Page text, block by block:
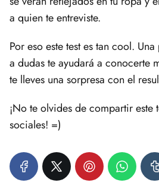
a quien te entreviste.
Por eso este test es tan cool.
a dudas te ayudará a conocerte
te lleves una sorpresa con el
¡No te olvides de compartir este
sociales! =)